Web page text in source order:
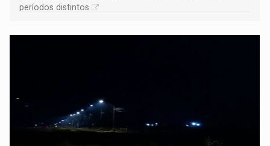
períodos distintos